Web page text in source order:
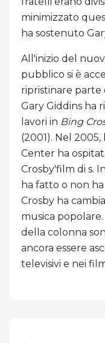
minimizzato
ha sostenuto
All'inizio del
pubblico si è
ripristinare parte
Gary Giddins ha
lavori in Bing
(2001). Nel
Center ha
Crosby'film di s.
ha fatto o non
Crosby ha
musica
della colonna
ancora essere
televisivi e nei